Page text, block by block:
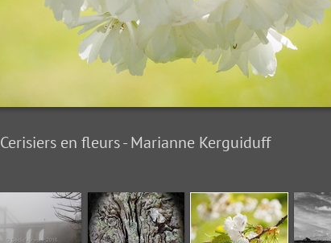
Cerisiers en fleurs - Marianne Kerguiduff